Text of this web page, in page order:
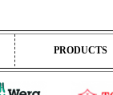
PRODUCTS